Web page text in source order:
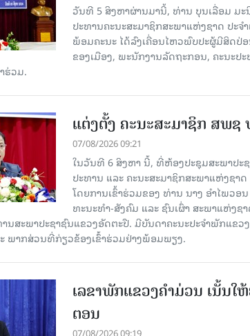
ວັນທີ 5 ສິງຫາຜ່ານມານີ້, ທ່ານ ບຸນເລື່ອມ ມ
ປະທານຄະນະສະມາຊິກສະພາແຫ່ງຊາດ ປະ
ພ້ອມຄະນະ ໄດ້ລົງເຄື່ອນໄຫວພົບປະຜູ້ມີສິດປ່
ຂອງເມືອງ, ພະນັກງານລັດຖະກອນ, ຄະນະປ
ຮ່ວມ.
ແຕ່ງຕັ້ງ ຄະນະສະມາຊິກ ສພຊ
07/08/2026 09:21
ໃນວັນທີ 6 ສິງຫາ ນີ້, ທີ່ຫ້ອງປະຊຸມສະພາປະ
ປະທານ ແລະ ຄະນະສະມາຊິກສະພາແຫ່ງຊາ
ໂດຍການເຂົ້າຮ່ວມຂອງ ທ່ານ ນາງ ອໍາໄພວ
ທະນະທໍາ-ສັງຄົມ ແລະ ຊົນເຜົ່າ ສະພາແຫ່ງ
ານສະພາປະຊາຊົນແຂວງອັດຕະປື. ມີບັນດາຄະນະປະຈຳພັກ
ພາກສ່ວນທີ່ກ່ຽວຂ້ອງເຂົ້າຮ່ວມຢ່າງພ້ອມພຽງ.
ເລຂາພັກແຂວງຄໍາມ່ວນ ເນັ້ນ
ຕອນ
07/08/2026 09:19